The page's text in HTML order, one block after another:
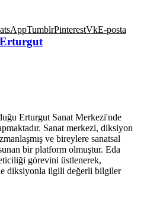
TumblrPinterestVkE-posta
Erturgut Sanat Merkezi'nde
Sanat merkezi, diksiyon
ve bireylere sanatsal
bir platform olmuştur. Eda
görevini üstlenerek,
diksiyonla ilgili değerli bilgiler